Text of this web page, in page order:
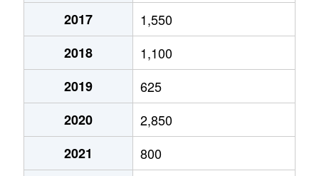
2017
1,550
2018
1,100
2019
625
2020
2,850
2021
800